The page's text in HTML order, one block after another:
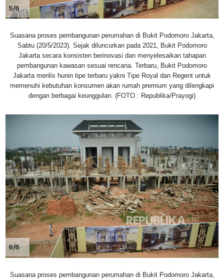
5/6
Suasana proses pembangunan perumahan di Bukit Podomoro Jakarta,
Sabtu (20/5/2023). Sejak diluncurkan pada 2021, Bukit Podomoro
Jakarta secara konsisten berinovasi dan menyelesaikan tahapan
pembangunan kawasan sesuai rencana. Terbaru, Bukit Podomoro
Jakarta merilis hunin tipe terbaru yakni Tipe Royal dan Regent untuk
memenuhi kebutuhan konsumen akan rumah premium yang dilengkapi
dengan berbagai keunggulan. (FOTO : Republika/Prayogi)
6/6
Suasana proses pembangunan perumahan di Bukit Podomoro Jakarta,